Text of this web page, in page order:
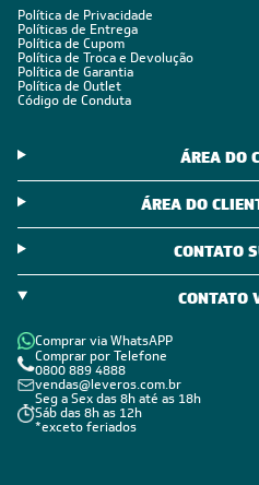
Política de Privacidade
Políticas de Entrega
Política de Cupom
Política de Troca e Devolução
Política de Garantia
Política de Outlet
Código de Conduta
ÁREA DO
ÁREA DO
CONTATO
CONTATO
Comprar via WhatsAPP
Comprar por Telefone
0800 889 4888
vendas@leveros.com.br
Seg a Sex das 8h até as 18h
Sáb das 8h as 12h
*exceto feriados